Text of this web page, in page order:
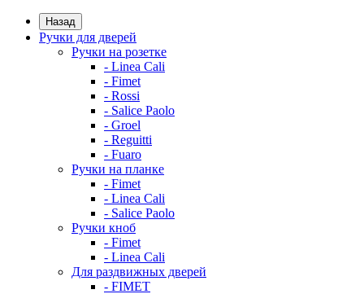
Назад
Ручки для дверей
Ручки на розетке
- Linea Cali
- Fimet
- Rossi
- Salice Paolo
- Groel
- Reguitti
- Fuaro
Ручки на планке
- Fimet
- Linea Cali
- Salice Paolo
Ручки кноб
- Fimet
- Linea Cali
Для раздвижных дверей
- FIMET